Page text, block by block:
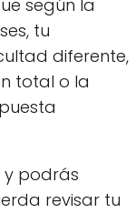
según la
tu
diferente,
total o la
y podrás
revisar tu